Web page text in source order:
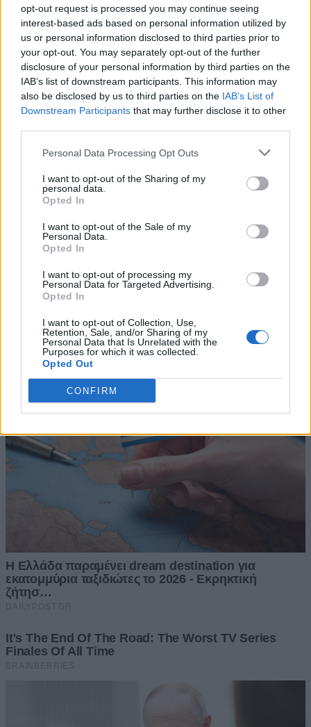
opt-out request is processed you may continue seeing
interest-based ads based on personal information utilized by
us or personal information disclosed to third parties prior to
your opt-out. You may separately opt-out of the further
disclosure of your personal information by third parties on the
IAB’s list of downstream participants. This information may
also be disclosed by us to third parties on the IAB’s List of
Downstream Participants that may further disclose it to other
Personal Data Processing Opt Outs
I want to opt-out of the Sharing of my
personal data.
Opted In
I want to opt-out of the Sale of my
Personal Data.
Opted In
I want to opt-out of processing my
Personal Data for Targeted Advertising.
Opted In
I want to opt-out of Collection, Use,
Retention, Sale, and/or Sharing of my
Personal Data that Is Unrelated with the
Purposes for which it was collected.
Opted Out
CONFIRM